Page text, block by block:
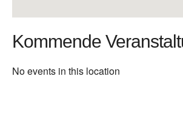
Kommende
No events in this location